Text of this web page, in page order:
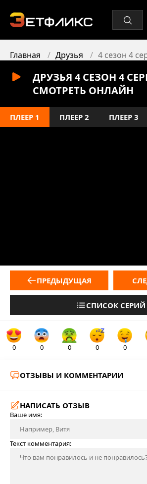
Главная Друзья 4 сезон 4
ДРУЗЬЯ 4 СЕЗОН 4
СМОТРЕТЬ ОНЛАЙН
ПЛЕЕР 1 ПЛЕЕР 2 ПЛЕЕР 3
ПРЕДЫДУЩАЯ
СПИСОК СЕРИЙ
0 0 0 0 0
ОТЗЫВЫ И КОММЕНТАРИИ
НАПИСАТЬ ОТЗЫВ
Ваше имя:
Текст комментария: